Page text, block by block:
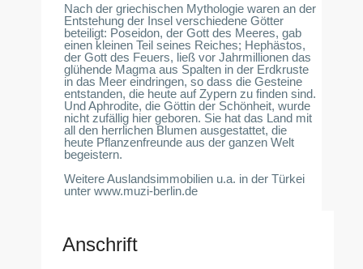
Nach der griechischen Mythologie waren an der
Entstehung der Insel verschiedene Götter
beteiligt: Poseidon, der Gott des Meeres, gab
einen kleinen Teil seines Reiches; Hephästos,
der Gott des Feuers, ließ vor Jahrmillionen das
glühende Magma aus Spalten in der Erdkruste
in das Meer eindringen, so dass die Gesteine
entstanden, die heute auf Zypern zu finden sind.
Und Aphrodite, die Göttin der Schönheit, wurde
nicht zufällig hier geboren. Sie hat das Land mit
all den herrlichen Blumen ausgestattet, die
heute Pflanzenfreunde aus der ganzen Welt
begeistern.
Weitere Auslandsimmobilien u.a. in der Türkei
unter www.muzi-berlin.de
Anschrift